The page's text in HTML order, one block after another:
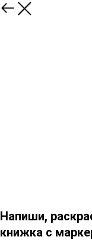
Напиши,
книжка с